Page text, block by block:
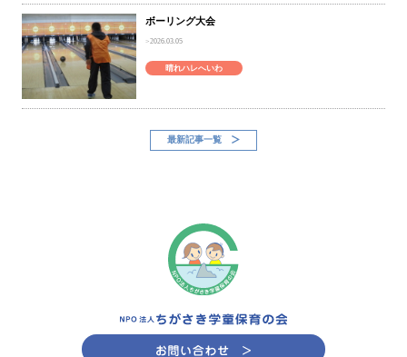
ボーリング大会
2026.03.05
晴れハレへいわ
最新記事一覧